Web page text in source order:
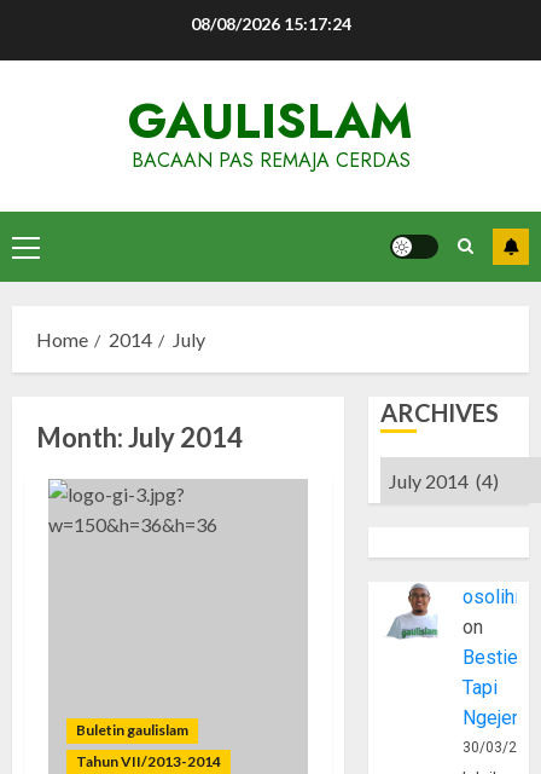
08/08/2026 15:17:25
GAULISLAM
BACAAN PAS REMAJA CERDAS
Primary
Menu
Home 2014 July
Month:July 2014
Buletin gaulislam
Tahun VII/2013-2014
ARCHIVES
Archives
osolihin
on
Bestie
Tapi
30/03/